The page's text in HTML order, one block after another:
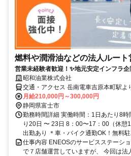
燃料や潤滑油などの法人ルート
営業未経験者歓迎！✨地元安定インフラ企
昭和油業株式会社
交通・アクセス 岳南電車吉原本町駅よ
月給210,000円～300,000円
静岡県富士市
勤務時間詳細 実働時間：1日あたり8
り20日 〜 23日 8：00〜17：00（休憩
出勤あり ＊車・バイク通勤OK！無料駐
仕事内容 ENEOSのサービスステーシ
で７店舗運営していますが、 今回は